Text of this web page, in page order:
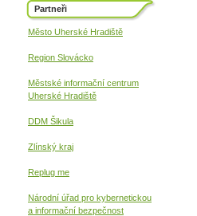
Partneři
Město Uherské Hradiště
Region Slovácko
Městské informační centrum
Uherské Hradiště
DDM Šikula
Zlínský kraj
Replug me
Národní úřad pro kybernetickou
a informační bezpečnost